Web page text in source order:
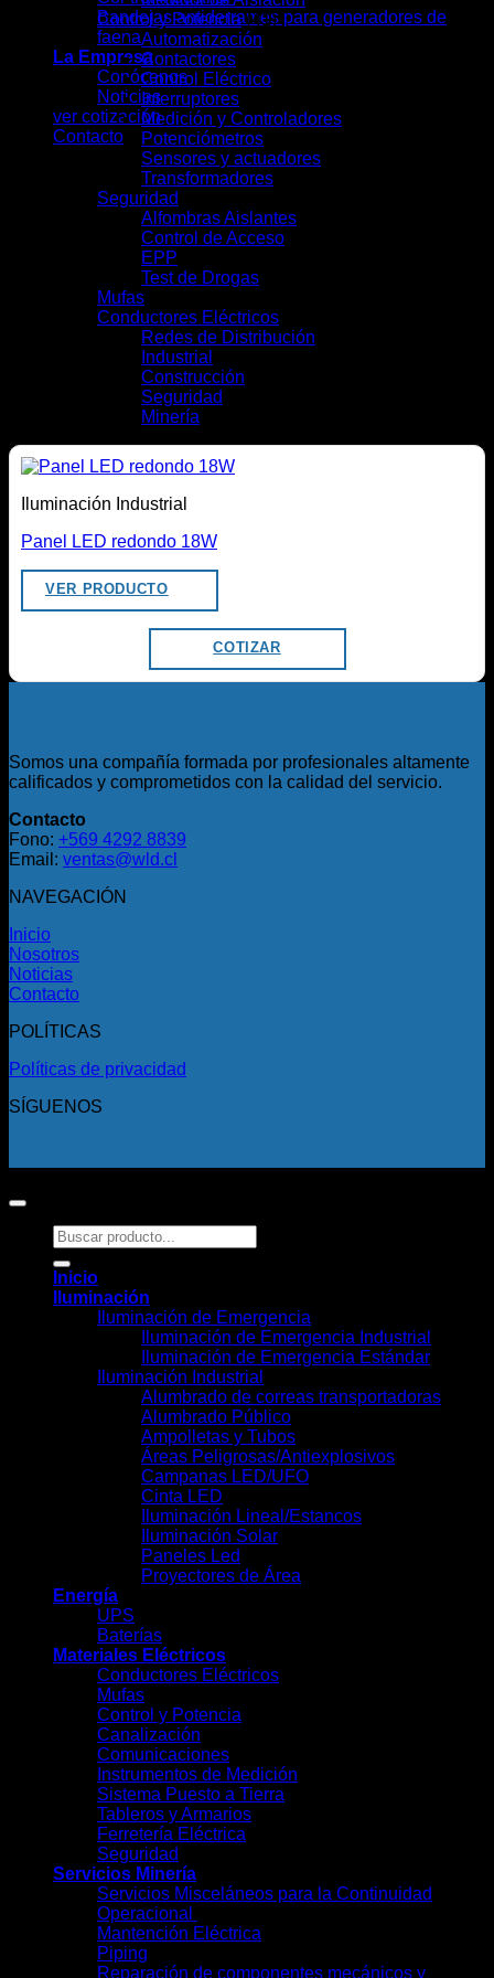
Bandejas antiderrames para generadores de
faena
La Empresa
Conócenos
Noticias
ver cotización
Contacto
Control y Potencia (41)
Automatización
Contactores
Control Eléctrico
Interruptores
Medición y Controladores
Potenciómetros
Sensores y actuadores
Transformadores
Seguridad
Alfombras Aislantes
Control de Acceso
EPP
Test de Drogas
Mufas
Conductores Eléctricos
Redes de Distribución
Industrial
Construcción
Seguridad
Minería
Iluminación Industrial
Panel LED redondo 18W
VER PRODUCTO
COTIZAR
Somos una compañía formada por profesionales altamente
calificados y comprometidos con la calidad del servicio.
Contacto
Fono: +569 4292 8839
Email: ventas@wld.cl
NAVEGACIÓN
Inicio
Nosotros
Noticias
Contacto
POLÍTICAS
Políticas de privacidad
SÍGUENOS
Buscar
por:
Inicio
Iluminación
Iluminación de Emergencia
Iluminación de Emergencia Industrial
Iluminación de Emergencia Estándar
Iluminación Industrial
Alumbrado de correas transportadoras
Alumbrado Público
Ampolletas y Tubos
Áreas Peligrosas/Antiexplosivos
Campanas LED/UFO
Cinta LED
Iluminación Lineal/Estancos
Iluminación Solar
Paneles Led
Proyectores de Área
Energía
UPS
Baterías
Materiales Eléctricos
Conductores Eléctricos
Mufas
Control y Potencia
Canalización
Comunicaciones
Instrumentos de Medición
Sistema Puesto a Tierra
Tableros y Armarios
Ferretería Eléctrica
Seguridad
Servicios Minería
Servicios Misceláneos para la Continuidad
Operacional
Mantención Eléctrica
Piping
Reparación de componentes mecánicos y